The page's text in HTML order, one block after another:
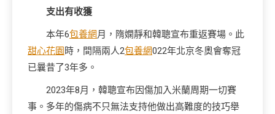
支出有收獲
本年6包養網月，隋嫻靜和韓聰宣布重返賽場。此
甜心花園 時，間隔兩人2包養網022年北京冬奧會奪冠
已曩昔了3年多。
2023年8月，韓聰宣布因傷加入米蘭周期一切賽
事。多年的傷病不只無法支持他做出高難度的技巧舉